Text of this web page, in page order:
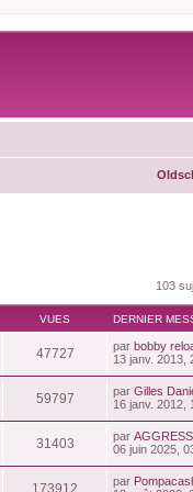
103
VUES DERNIER
47727 par bobby
13 janv. 2013,
59797 par Gilles
16 janv. 2012,
31403 par
06 juin 2025,
173912 par